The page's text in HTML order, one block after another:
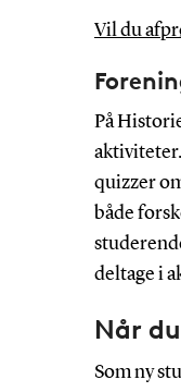
Vil du
På
quizzer
både
deltage i
Når
Som ny